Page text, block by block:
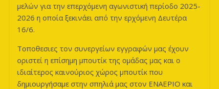
μελών για την επερχόμενη αγωνιστική περίοδο 2025-
2026 η οποία ξεκινάει από την ερχόμενη Δευτέρα
16/6.
Τοποθεσιες τον συνεργείων εγγραφών μας έχουν
οριστεί η επίσημη μπουτίκ της ομάδας μας και ο
ιδιαίτερος καινούριος χώρος μπουτίκ που
δημιουργήσαμε στην σπηλιά μας στον ΕΝΑΕΡΙΟ και